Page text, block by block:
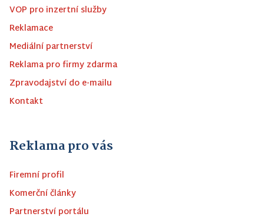
VOP pro inzertní služby
Reklamace
Mediální partnerství
Reklama pro firmy zdarma
Zpravodajství do e-mailu
Kontakt
Reklama pro vás
Firemní profil
Komerční články
Partnerství portálu